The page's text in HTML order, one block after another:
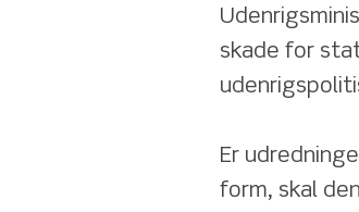
skade for
Er
form, skal